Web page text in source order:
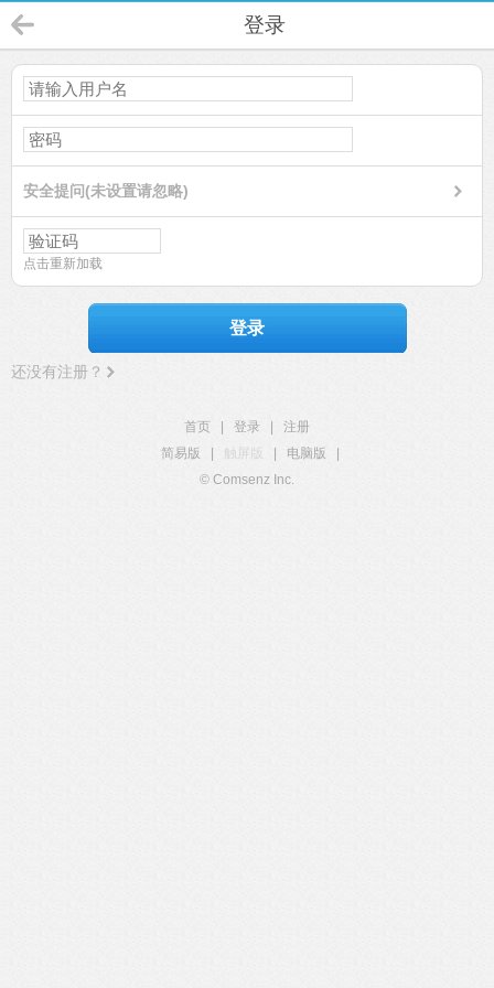
登录
安全提问(未设置请忽略)
点击重新加载
登录
还没有注册？
首页 登录
注册
简易版
触屏版 电脑版
© Comsenz Inc.